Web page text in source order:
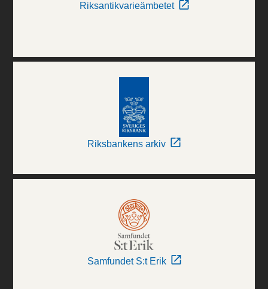
Riksantikvarieämbetet
Riksbankens arkiv
Samfundet S:t Erik